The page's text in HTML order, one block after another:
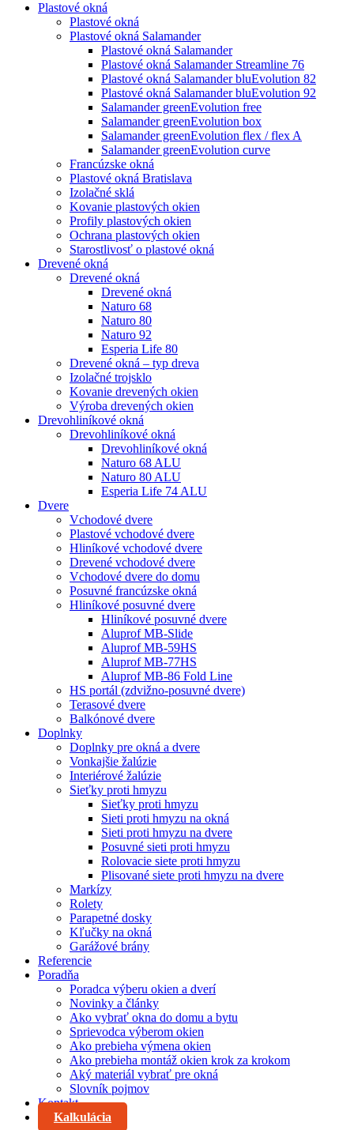
Plastové okná
Plastové okná
Plastové okná Salamander
Plastové okná Salamander
Plastové okná Salamander Streamline 76
Plastové okná Salamander bluEvolution 82
Plastové okná Salamander bluEvolution 92
Salamander greenEvolution free
Salamander greenEvolution box
Salamander greenEvolution flex / flex A
Salamander greenEvolution curve
Francúzske okná
Plastové okná Bratislava
Izolačné sklá
Kovanie plastových okien
Profily plastových okien
Ochrana plastových okien
Starostlivosť o plastové okná
Drevené okná
Drevené okná
Drevené okná
Naturo 68
Naturo 80
Naturo 92
Esperia Life 80
Drevené okná – typ dreva
Izolačné trojsklo
Kovanie drevených okien
Výroba drevených okien
Drevohliníkové okná
Drevohliníkové okná
Drevohliníkové okná
Naturo 68 ALU
Naturo 80 ALU
Esperia Life 74 ALU
Dvere
Vchodové dvere
Plastové vchodové dvere
Hliníkové vchodové dvere
Drevené vchodové dvere
Vchodové dvere do domu
Posuvné francúzske okná
Hliníkové posuvné dvere
Hliníkové posuvné dvere
Aluprof MB-Slide
Aluprof MB-59HS
Aluprof MB-77HS
Aluprof MB-86 Fold Line
HS portál (zdvižno-posuvné dvere)
Terasové dvere
Balkónové dvere
Doplnky
Doplnky pre okná a dvere
Vonkajšie žalúzie
Interiérové žalúzie
Sieťky proti hmyzu
Sieťky proti hmyzu
Sieti proti hmyzu na okná
Sieti proti hmyzu na dvere
Posuvné sieti proti hmyzu
Rolovacie siete proti hmyzu
Plisované siete proti hmyzu na dvere
Markízy
Rolety
Parapetné dosky
Kľučky na okná
Garážové brány
Referencie
Poradňa
Poradca výberu okien a dverí
Novinky a články
Ako vybrať okna do domu a bytu
Sprievodca výberom okien
Ako prebieha výmena okien
Ako prebieha montáž okien krok za krokom
Aký materiál vybrať pre okná
Slovník pojmov
Kontakt
Kalkulácia